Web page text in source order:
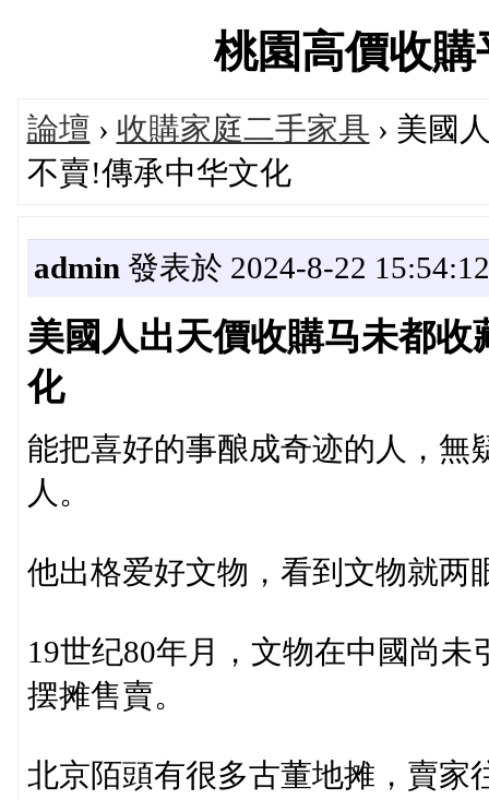
桃園高價收
論壇 › 收購家庭二手家具 › 美國
不賣!傳承中华文化
admin 發表於 2024-8-22 15:54:12
美國人出天價收購马未都
化
能把喜好的事酿成奇迹的人，無
人。
他出格爱好文物，看到文物就两
19世纪80年月，文物在中國尚
摆摊售賣。
北京陌頭有很多古董地摊，賣家